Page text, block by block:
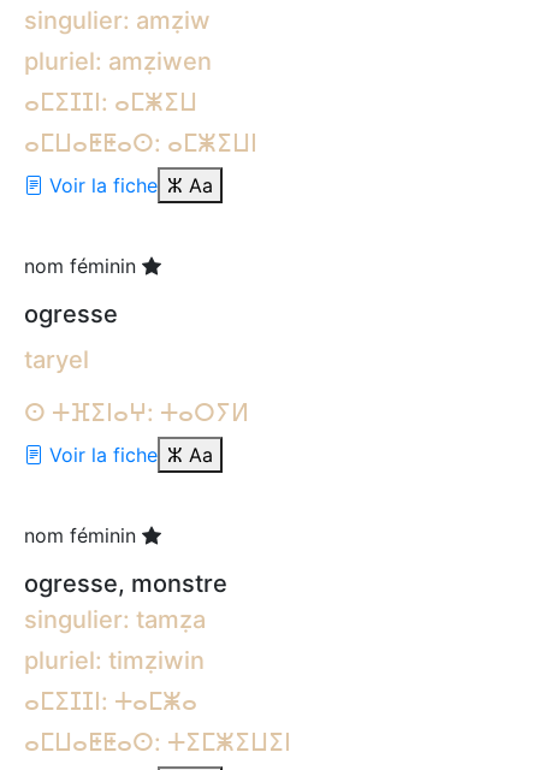
singulier: amẓiw
pluriel: amẓiwen
ⴰⵎⵉⵊⵊⵏ: ⴰⵎⵥⵉⵡ
ⴰⵎⵡⴰⵟⵟⴰⵙ: ⴰⵎⵥⵉⵡⵏ
Voir la fiche ⵣ Aa
nom féminin
ogresse
taryel
ⵙ ⵜⴼⵉⵏⴰⵖ: ⵜⴰⵔⵢⵍ
Voir la fiche ⵣ Aa
nom féminin
ogresse, monstre
singulier: tamẓa
pluriel: timẓiwin
ⴰⵎⵉⵊⵊⵏ: ⵜⴰⵎⵥⴰ
ⴰⵎⵡⴰⵟⵟⴰⵙ: ⵜⵉⵎⵥⵉⵡⵉⵏ